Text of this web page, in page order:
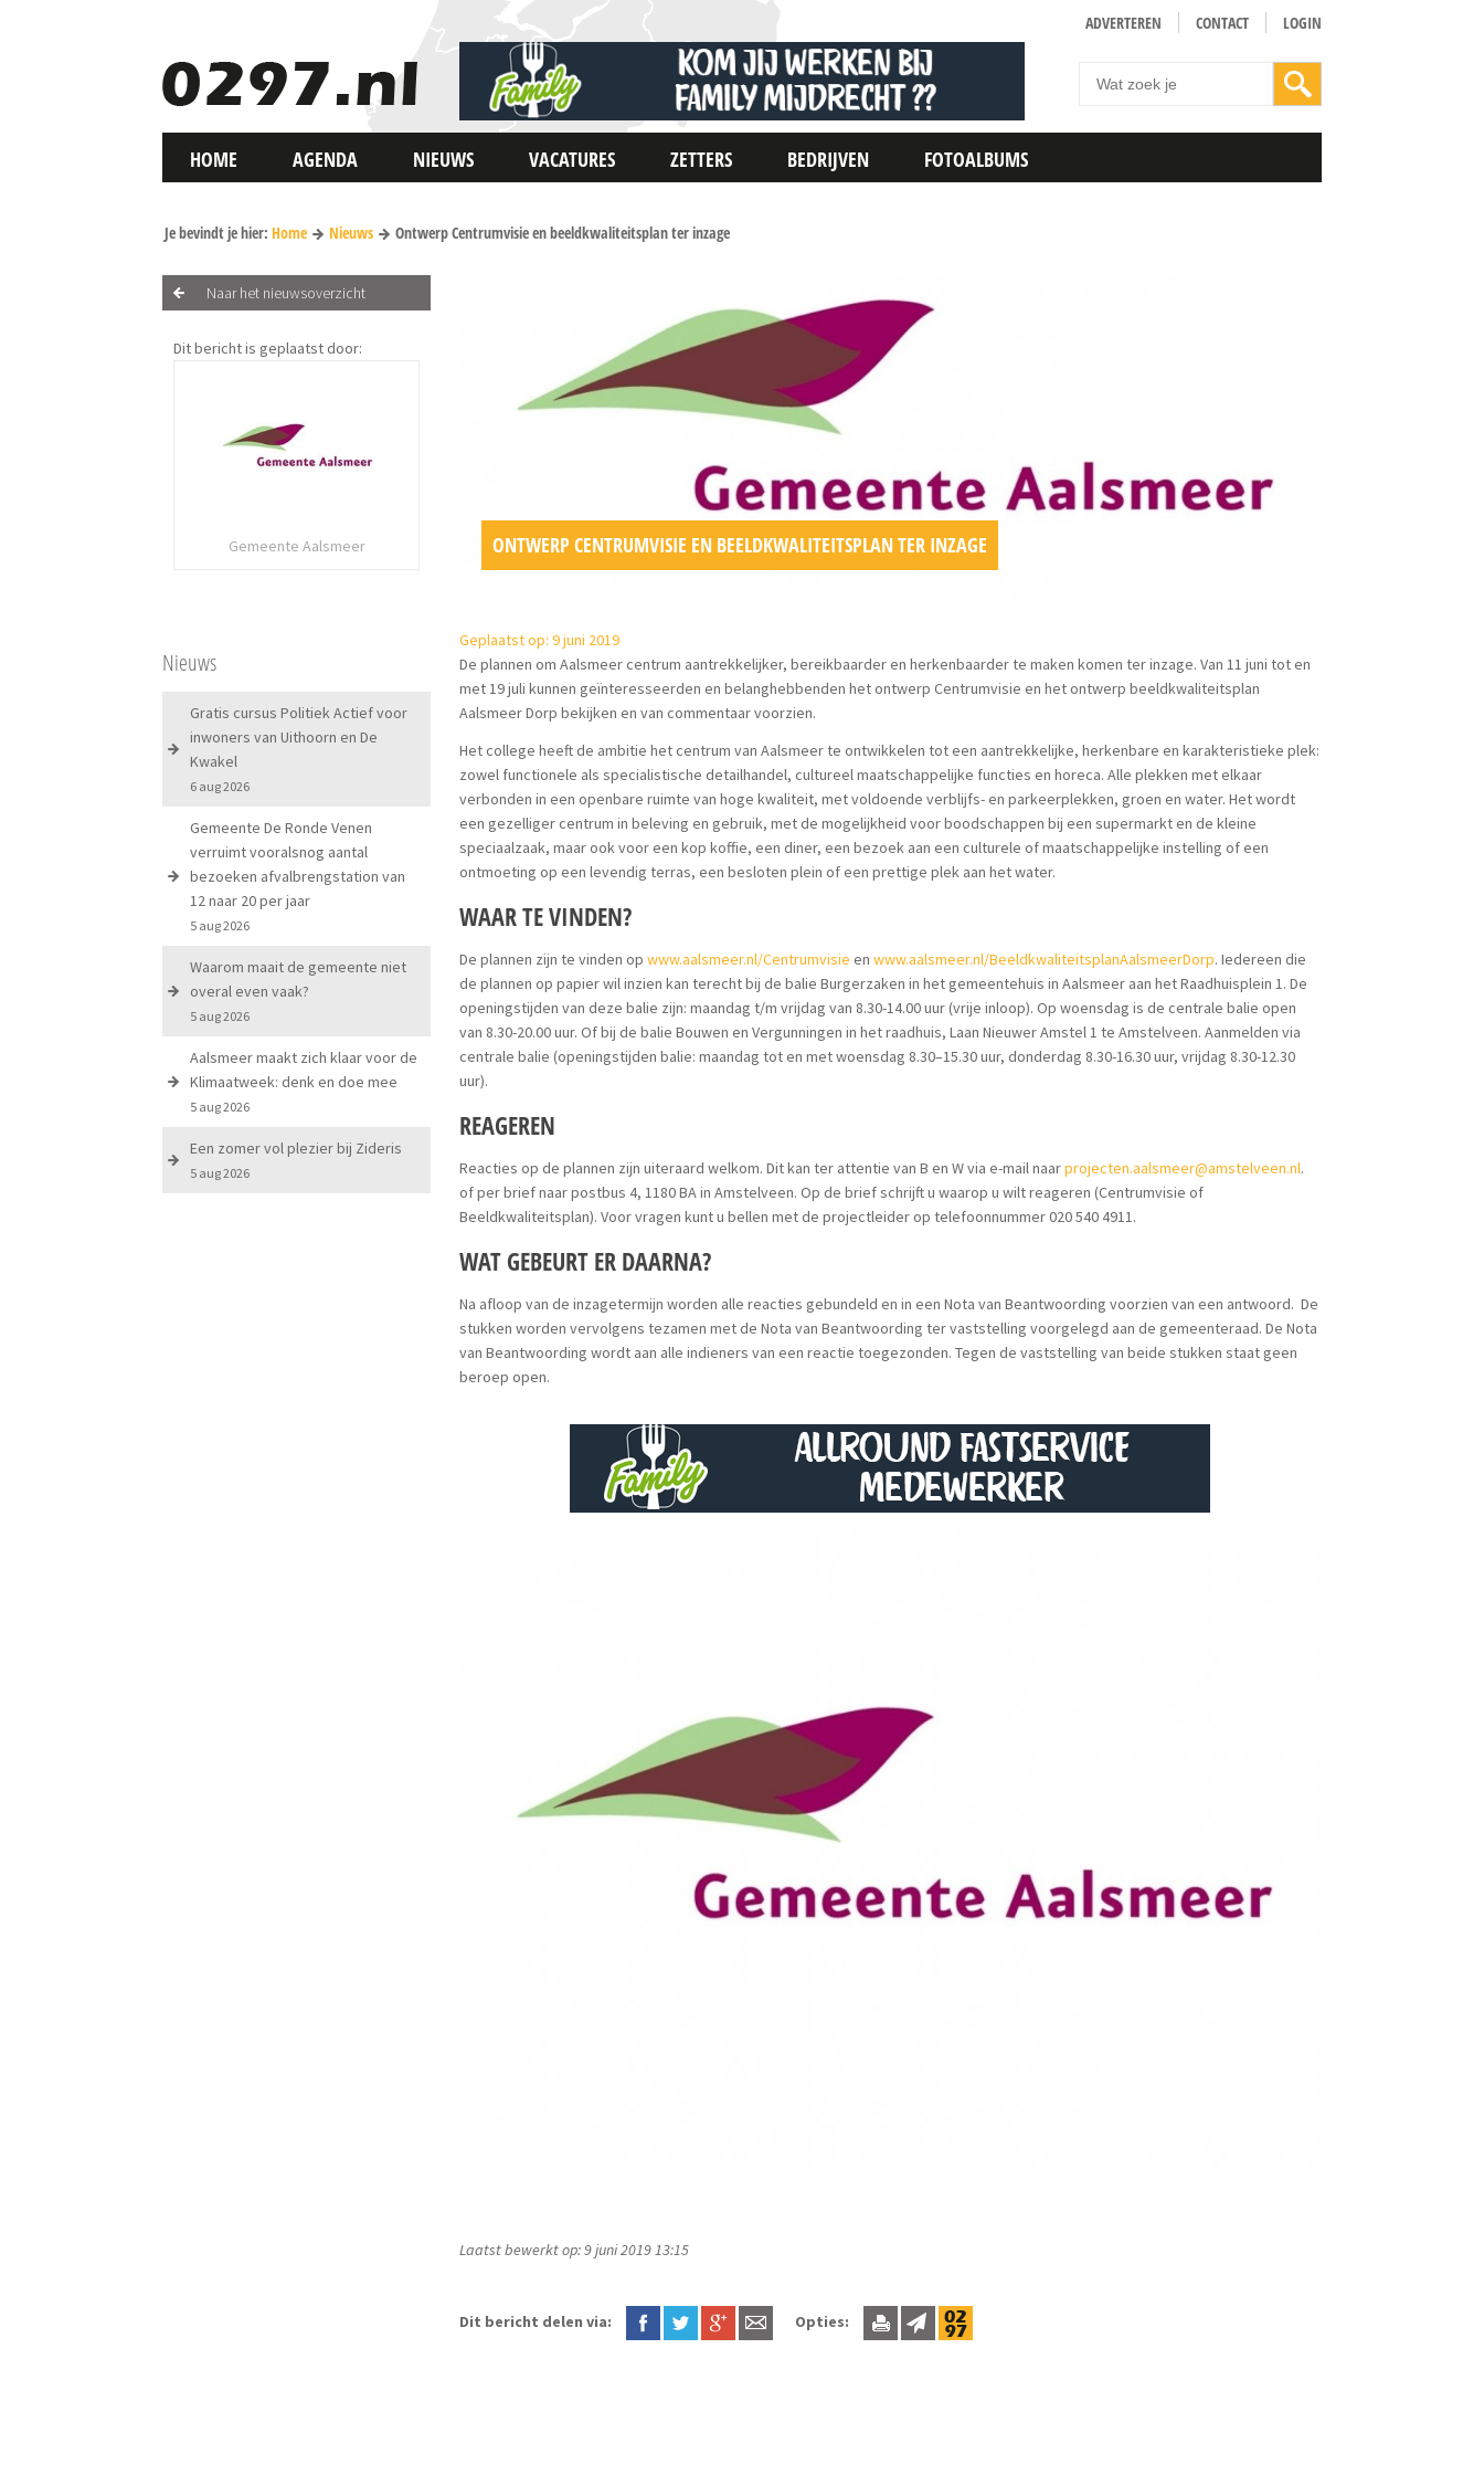
ADVERTEREN CONTACT LOGIN
HOME AGENDA NIEUWS VACATURES ZETTERS BEDRIJVEN FOTOALBUMS
Je bevindt je hier: Home Nieuws Ontwerp Centrumvisie en beeldkwaliteitsplan ter inzage
Naar het nieuwsoverzicht
Dit bericht is geplaatst door:
Gemeente Aalsmeer
Nieuws
Gratis cursus Politiek Actief voor
inwoners van Uithoorn en De
Kwakel
6 aug 2026
Gemeente De Ronde Venen
verruimt vooralsnog aantal
bezoeken afvalbrengstation van
12 naar 20 per jaar
5 aug 2026
Waarom maait de gemeente niet
overal even vaak?
5 aug 2026
Aalsmeer maakt zich klaar voor de
Klimaatweek: denk en doe mee
5 aug 2026
Een zomer vol plezier bij Zideris
5 aug 2026
ONTWERP CENTRUMVISIE EN BEELDKWALITEITSPLAN TER INZAGE
Geplaatst op: 9 juni 2019
De plannen om Aalsmeer centrum aantrekkelijker, bereikbaarder en herkenbaarder te maken komen ter inzage. Van 11 juni tot en
met 19 juli kunnen geïnteresseerden en belanghebbenden het ontwerp Centrumvisie en het ontwerp beeldkwaliteitsplan
Aalsmeer Dorp bekijken en van commentaar voorzien.
Het college heeft de ambitie het centrum van Aalsmeer te ontwikkelen tot een aantrekkelijke, herkenbare en karakteristieke plek:
zowel functionele als specialistische detailhandel, cultureel maatschappelijke functies en horeca. Alle plekken met elkaar
verbonden in een openbare ruimte van hoge kwaliteit, met voldoende verblijfs- en parkeerplekken, groen en water. Het wordt
een gezelliger centrum in beleving en gebruik, met de mogelijkheid voor boodschappen bij een supermarkt en de kleine
speciaalzaak, maar ook voor een kop koffie, een diner, een bezoek aan een culturele of maatschappelijke instelling of een
ontmoeting op een levendig terras, een besloten plein of een prettige plek aan het water.
WAAR TE VINDEN?
De plannen zijn te vinden opwww.aalsmeer.nl/Centrumvisie enwww.aalsmeer.nl/BeeldkwaliteitsplanAalsmeerDorp. Iedereen die
de plannen op papier wil inzien kan terecht bij de balie Burgerzaken in het gemeentehuis in Aalsmeer aan het Raadhuisplein 1. De
openingstijden van deze balie zijn: maandag t/m vrijdag van 8.30-14.00 uur (vrije inloop). Op woensdag is de centrale balie open
van 8.30-20.00 uur. Of bij de balie Bouwen en Vergunningen in het raadhuis, Laan Nieuwer Amstel 1 te Amstelveen. Aanmelden via
centrale balie (openingstijden balie: maandag tot en met woensdag 8.30–15.30 uur, donderdag 8.30-16.30 uur, vrijdag 8.30-12.30
uur).
REAGEREN
Reacties op de plannen zijn uiteraard welkom. Dit kan ter attentie van B en W via e-mail naarprojecten.aalsmeer@amstelveen.nl.
of per brief naar postbus 4, 1180 BA in Amstelveen. Op de brief schrijft u waarop u wilt reageren (Centrumvisie of
Beeldkwaliteitsplan). Voor vragen kunt u bellen met de projectleider op telefoonnummer 020 540 4911.
WAT GEBEURT ER DAARNA?
Na afloop van de inzagetermijn worden alle reacties gebundeld en in een Nota van Beantwoording voorzien van een antwoord. De
stukken worden vervolgens tezamen met de Nota van Beantwoording ter vaststelling voorgelegd aan de gemeenteraad. De Nota
van Beantwoording wordt aan alle indieners van een reactie toegezonden. Tegen de vaststelling van beide stukken staat geen
beroep open.
Laatst bewerkt op: 9 juni 2019 13:15
Dit bericht delen via: Opties: